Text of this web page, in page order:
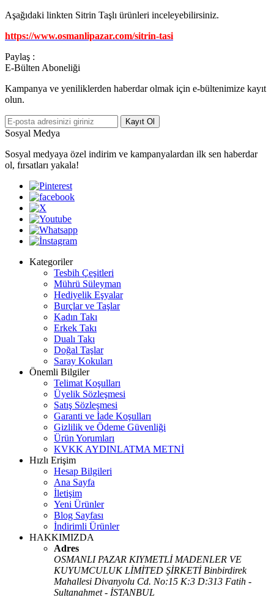
Aşağıdaki linkten Sitrin Taşlı ürünleri inceleyebilirsiniz.
https://www.osmanlipazar.com/sitrin-tasi
Paylaş :
E-Bülten Aboneliği
Kampanya ve yeniliklerden haberdar olmak için e-bültenimize kayıt
olun.
Kayıt Ol
Sosyal Medya
Sosyal medyaya özel indirim ve kampanyalardan ilk sen haberdar
ol, fırsatları yakala!
Kategoriler
Tesbih Çeşitleri
Mührü Süleyman
Hediyelik Eşyalar
Burçlar ve Taşlar
Kadın Takı
Erkek Takı
Dualı Takı
Doğal Taşlar
Saray Kokuları
Önemli Bilgiler
Telimat Koşulları
Üyelik Sözleşmesi
Satış Sözleşmesi
Garanti ve İade Koşulları
Gizlilik ve Ödeme Güvenliği
Ürün Yorumları
KVKK AYDINLATMA METNİ
Hızlı Erişim
Hesap Bilgileri
Ana Sayfa
İletişim
Yeni Ürünler
Blog Sayfası
İndirimli Ürünler
HAKKIMIZDA
Adres
OSMANLI PAZAR KIYMETLİ MADENLER VE
KUYUMCULUK LİMİTED ŞİRKETİ Binbirdirek
Mahallesi Divanyolu Cd. No:15 K:3 D:313 Fatih -
Sultanahmet - İSTANBUL